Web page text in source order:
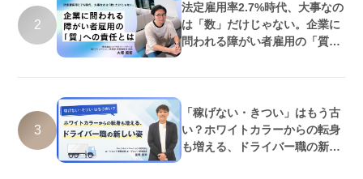
2
法定雇用率2.7%時代、大事なの
は「数」だけじゃない。企業に
問われる障がい者雇用の「質」
3
「稼げない・きつい」はもう古
い？ホワイトカラーからの転身
も増える、ドライバー職の新し